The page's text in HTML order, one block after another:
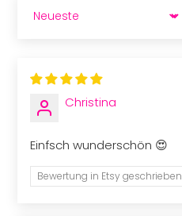
SORT BY
Christina
Einfsch wunderschön 😍
Bewertung in Etsy geschrieben